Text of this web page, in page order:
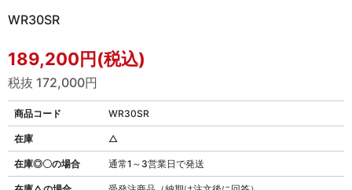
WR30SR
189,200円(税込)
税抜 172,000円
商品コード WR30SR
在庫◎〇の場合 通常1～3営業日で発送
在庫 △